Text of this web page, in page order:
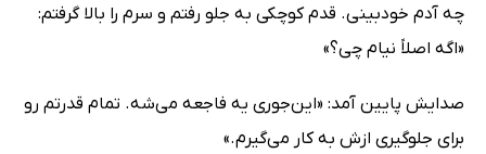
چه آدم خودبینی. قدم کوچکی به جلو رفتم و سرم را بالا گرفتم:
«اگه اصلاً نیام چی؟»
صدایش پایین آمد: «این‌جوری یه فاجعه می‌شه. تمام قدرتم رو
برای جلوگیری ازش به کار می‌گیرم.»